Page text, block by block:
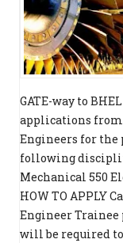
GATE-way to
applications from
Engineers for the
following
Mechanical 550
HOW TO APPLY
Engineer Trainee
will be required